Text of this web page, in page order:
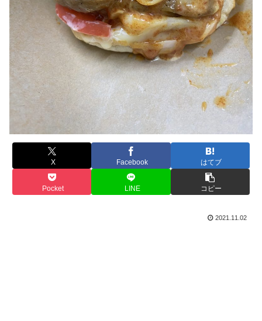
X Facebook はてブ
Pocket LINE コピー
2021.11.02